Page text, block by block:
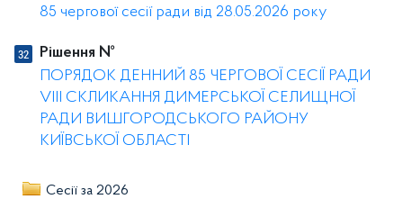
85 чергової сесії ради від 28.05.2026 року
Рішення №
ПОРЯДОК ДЕННИЙ 85 ЧЕРГОВОЇ СЕСІЇ РАДИ
VIII СКЛИКАННЯ ДИМЕРСЬКОЇ СЕЛИЩНОЇ
РАДИ ВИШГОРОДСЬКОГО РАЙОНУ
КИЇВСЬКОЇ ОБЛАСТІ
Сесії за 2026